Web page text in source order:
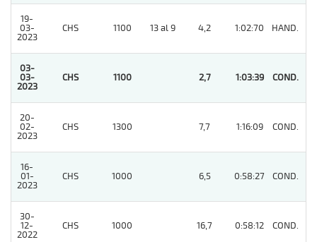
19-
03-
2023
CHS 1100 13 al 9 4,2 1:02:70 HAND.
03-
03-
2023
CHS 1100 2,7 1:03:39 COND.
20-
02-
2023
CHS 1300 7,7 1:16:09 COND.
16-
01-
2023
CHS 1000 6,5 0:58:27 COND.
30-
12-
2022
CHS 1000 16,7 0:58:12 COND.